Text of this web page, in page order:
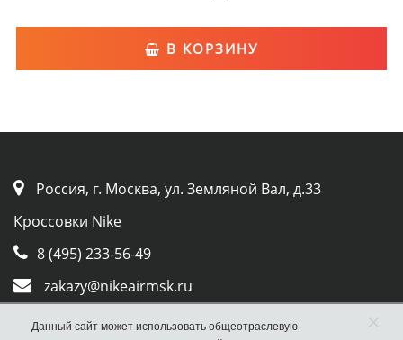
В КОРЗИНУ
Россия, г. Москва, ул. Земляной Вал, д.33
Кроссовки Nike
8 (495) 233-56-49
zakazy@nikeairmsk.ru
Whatsapp
Данный сайт может использовать общеотраслевую
×